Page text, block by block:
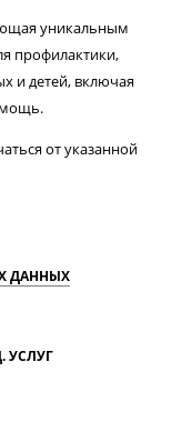
уникальным
профилактики,
и детей, включая
от указанной
ДАННЫХ